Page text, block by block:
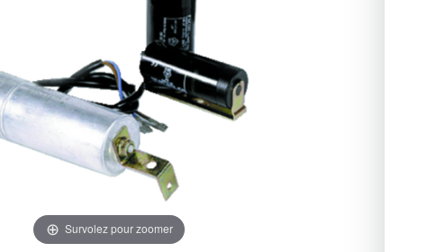
Survolez pour zoomer